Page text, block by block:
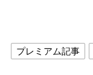
プレミアム記事